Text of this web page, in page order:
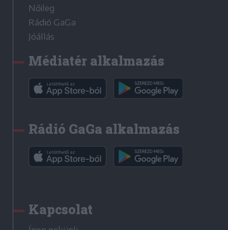
Nőileg
Rádió GaGa
Jóállás
Médiatér alkalmazás
Rádió GaGa alkalmazás
Kapcsolat